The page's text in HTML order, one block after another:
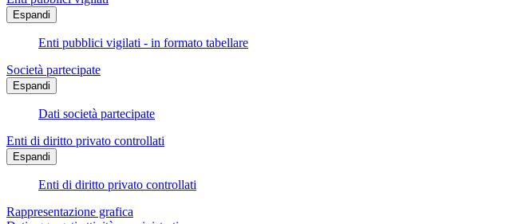
Espandi
Enti pubblici vigilati - in formato tabellare
Società partecipate
Espandi
Dati società partecipate
Enti di diritto privato controllati
Espandi
Enti di diritto privato controllati
Rappresentazione grafica